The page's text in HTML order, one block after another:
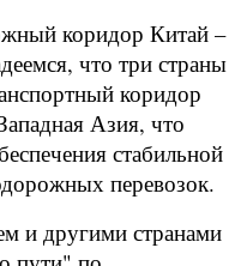
коридор Китай –
что три страны
коридор
Азия, что
стабильной
перевозок.
и другими странами